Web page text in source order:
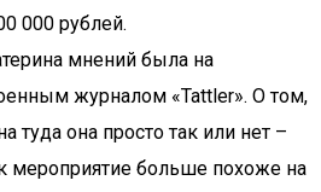
000 рублей.
мнений была на
журналом «Tattler». О том,
туда она просто так или нет –
мероприятие больше похоже на